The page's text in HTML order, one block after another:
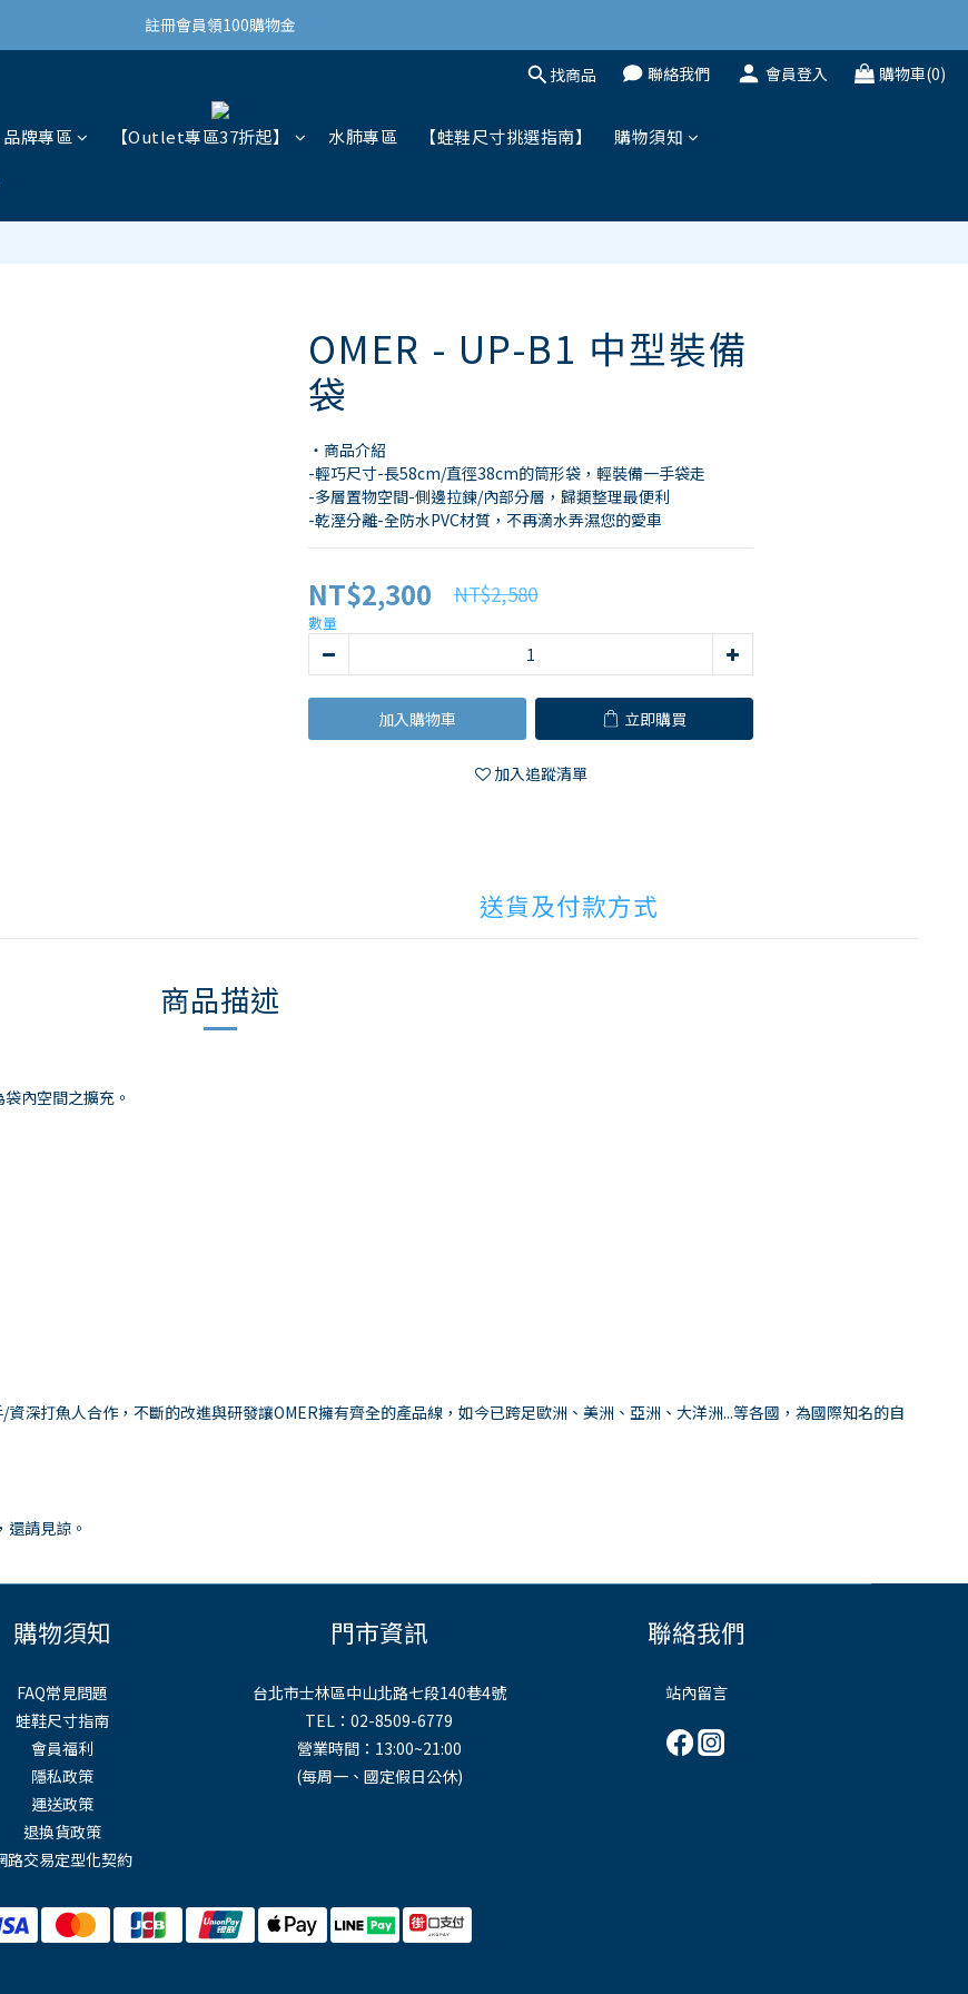
結帳滿3,000免運(限台灣)
註冊會員領100購物金
找商品 聯絡我們 會員登入 購物車(0)
品牌專區 【Outlet專區37折起】 水肺專區 【蛙鞋尺寸挑選指南】
購物須知
OMER - UP-B1 中型裝備
袋
・商品介紹
-輕巧尺寸-長58cm/直徑38cm的筒形袋，輕裝備一手袋走
-多層置物空間-側邊拉鍊/內部分層，歸類整理最便利
-乾溼分離-全防水PVC材質，不再滴水弄濕您的愛車
NT$2,300 NT$2,580
數量
加入購物車 立即購買
加入追蹤清單
送貨及付款方式
商品描述
內空間之擴充。
深打魚人合作，不斷的改進與研發讓OMER擁有齊全的產品線，如今已跨足歐洲、美洲、亞洲、大洋洲...等各國，為國際知名的自
還請見諒。
立即購買
購物須知
FAQ常見問題
蛙鞋尺寸指南
會員福利
隱私政策
運送政策
退換貨政策
路交易定型化契約
門市資訊
台北市士林區中山北路七段140巷4號
TEL：02-8509-6779
營業時間：13:00~21:00
(每周一、國定假日公休)
聯絡我們
站內留言